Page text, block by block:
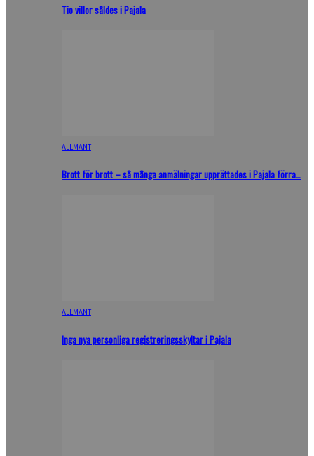
Tio villor såldes i Pajala
ALLMÄNT
Brott för brott – så många anmälningar upprättades i Pajala förra…
ALLMÄNT
Inga nya personliga registreringsskyltar i Pajala